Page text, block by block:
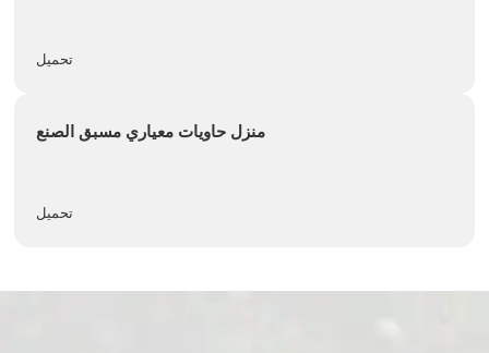
تحميل
منزل حاويات معياري مسبق الصنع
تحميل